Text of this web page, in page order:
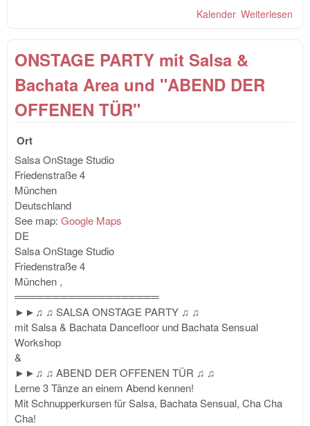
Weiterlesen
Kalender
ONSTAGE PARTY mit Salsa &
Bachata Area und "ABEND DER
OFFENEN TÜR"
Ort
Salsa OnStage Studio
Friedenstraße 4
München
Deutschland
See map: Google Maps
DE
Salsa OnStage Studio
Friedenstraße 4
München ,
═══════════════════
►►♫ ♫ SALSA ONSTAGE PARTY ♫ ♫
mit Salsa & Bachata Dancefloor und Bachata Sensual
Workshop
&
►►♫ ♫ ABEND DER OFFENEN TÜR ♫ ♫
Lerne 3 Tänze an einem Abend kennen!
Mit Schnupperkursen für Salsa, Bachata Sensual, Cha Cha
Cha!